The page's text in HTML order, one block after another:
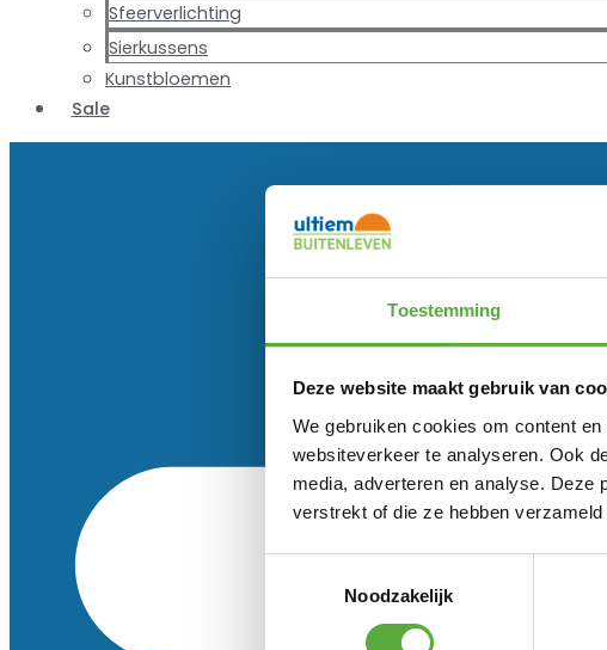
Toestemming
Deze website maakt gebruik van
We gebruiken cookies om content
websiteverkeer te analyseren. Ook
media, adverteren en analyse. Deze
verstrekt of die ze hebben
Noodzakelijk
Sfeerverlichting
Sierkussens
Kunstbloemen
Sale